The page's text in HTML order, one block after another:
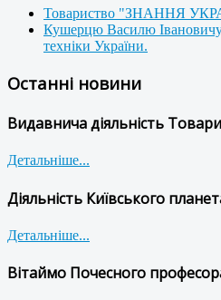
Товариство "ЗНАННЯ
Кушерцю Василю Івановичу,
техніки України.
Останні новини
Видавнича діяльність
Детальніше...
Діяльність Київського
Детальніше...
Вітаймо Почесного